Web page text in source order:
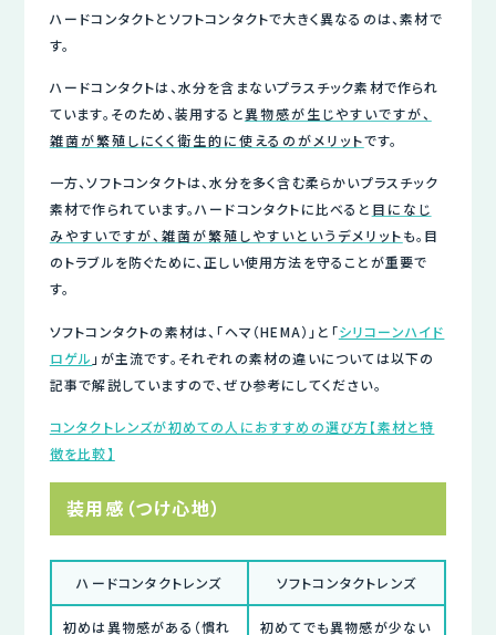
ハードコンタクトとソフトコンタクトで大きく異なるのは、素材で
す。
ハードコンタクトは、水分を含まないプラスチック素材で作られ
ています。そのため、装用すると異物感が生じやすいですが、
雑菌が繁殖しにくく衛生的に使えるのがメリットです。
一方、ソフトコンタクトは、水分を多く含む柔らかいプラスチック
素材で作られています。ハードコンタクトに比べると 目になじ
みやすいですが、雑菌が繁殖しやすいというデメリットも。目
のトラブルを防ぐために、正しい使用方法を守ることが重要で
す。
ソフトコンタクトの素材は、「ヘマ（HEMA）」と「シリコーンハイド
ロゲル 」が主流です。それぞれの素材の違いについては以下の
記事で解説していますので、ぜひ参考にしてください。
コンタクトレンズが初めての人におすすめの選び方【素材と特
徴を比較】
装用感（つけ心地）
ハードコンタクトレンズ ソフトコンタクトレンズ
初めは異物感がある（慣れ 初めてでも異物感が少ない